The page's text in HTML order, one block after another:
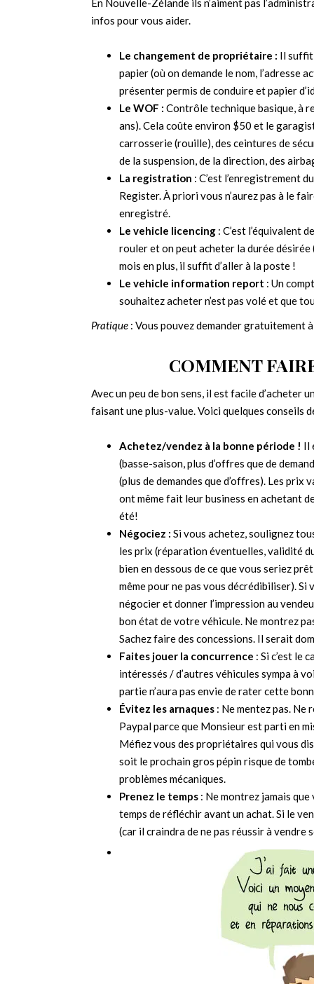
En Nouvelle-Zélande ils n’aiment pas
infos pour vous aider.
Le changement de propriétaire : Il suffit
papier (où on demande le nom, l’adresse
présenter permis de conduire et papier
Le WOF : Contrôle technique basique, à
ans). Cela coûte environ $50 et le
carrosserie (rouille), des ceintures de
de la suspension, de la direction, des
La registration : C’est l’enregistrement
Register. À priori vous n’aurez pas à le
enregistré.
Le vehicle licencing : C’est l’équivalent
rouler et on peut acheter la durée désirée
mois en plus, il suffit d’aller à la poste !
Le vehicle information report : Un
souhaitez acheter n’est pas volé et que
Pratique : Vous pouvez demander gratuitement
COMMENT
Avec un peu de bon sens, il est facile d’acheter
faisant une plus-value. Voici quelques conseils
Achetez/vendez à la bonne période ! Il
(basse-saison, plus d’offres que de
(plus de demandes que d’offres). Les
ont même fait leur business en achetant
été!
Négociez : Si vous achetez, soulignez
les prix (réparation éventuelles, validité
bien en dessous de ce que vous seriez
même pour ne pas vous décrédibiliser).
négocier et donner l’impression au
bon état de votre véhicule. Ne montrez
Sachez faire des concessions. Il serait
Faites jouer la concurrence : Si c’est le
intéressés / d’autres véhicules sympa à
partie n’aura pas envie de rater cette
Évitez les arnaques : Ne mentez pas. Ne
Paypal parce que Monsieur est parti en
Méfiez vous des propriétaires qui vous
soit le prochain gros pépin risque de
problèmes mécaniques.
Prenez le temps : Ne montrez jamais
temps de réfléchir avant un achat. Si le
(car il craindra de ne pas réussir à vendre